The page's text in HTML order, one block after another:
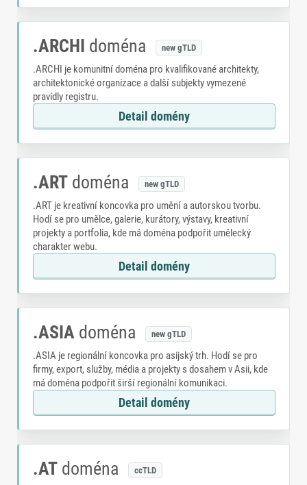
.ARCHI doména new gTLD
.ARCHI je komunitní doména pro kvalifikované architekty,
architektonické organizace a další subjekty vymezené
pravidly registru.
Detail domény
.ART doména new gTLD
.ART je kreativní koncovka pro umění a autorskou tvorbu.
Hodí se pro umělce, galerie, kurátory, výstavy, kreativní
projekty a portfolia, kde má doména podpořit umělecký
charakter webu.
Detail domény
.ASIA doména new gTLD
.ASIA je regionální koncovka pro asijský trh. Hodí se pro
firmy, export, služby, média a projekty s dosahem v Asii, kde
má doména podpořit širší regionální komunikaci.
Detail domény
.AT doména ccTLD